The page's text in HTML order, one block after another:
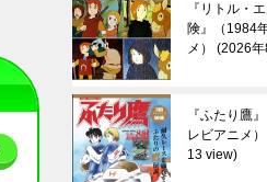
『リトル・
険』（1984
メ）
2026
『ふたり鷹
レビアニメ）
13 view